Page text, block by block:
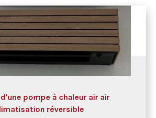
pompe à chaleur air air
réversible